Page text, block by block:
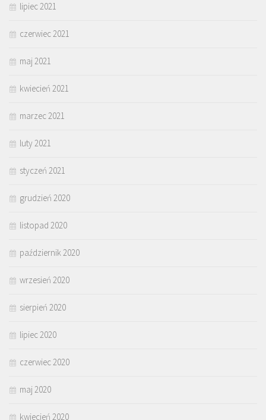
lipiec 2021
czerwiec 2021
maj 2021
kwiecień 2021
marzec 2021
luty 2021
styczeń 2021
grudzień 2020
listopad 2020
październik 2020
wrzesień 2020
sierpień 2020
lipiec 2020
czerwiec 2020
maj 2020
kwiecień 2020